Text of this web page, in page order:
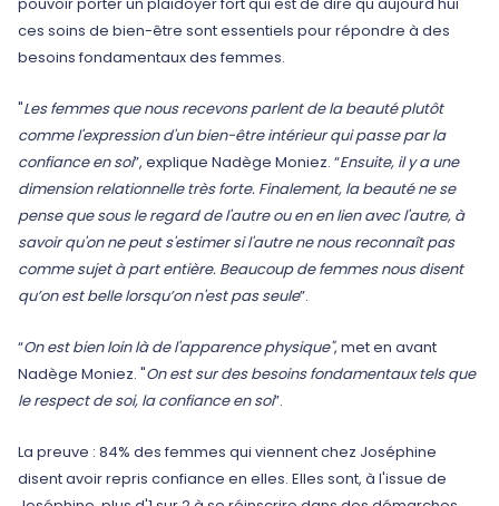
ces soins de bien-être sont essentiels pour répondre à des
besoins fondamentaux des femmes.
"Les femmes que nous recevons parlent de la beauté plutôt
comme l'expression d'un bien-être intérieur qui passe par la
confiance en soi”, explique Nadège Moniez. “Ensuite, il y a une
dimension relationnelle très forte. Finalement, la beauté ne se
pense que sous le regard de l'autre ou en en lien avec l'autre, à
savoir qu'on ne peut s'estimer si l'autre ne nous reconnaît pas
comme sujet à part entière. Beaucoup de femmes nous disent
qu’on est belle lorsqu’on n'est pas seule”.
“On est bien loin là de l'apparence physique", met en avant
Nadège Moniez. "On est sur des besoins fondamentaux tels que
le respect de soi, la confiance en soi”.
La preuve : 84% des femmes qui viennent chez Joséphine
disent avoir repris confiance en elles. Elles sont, à l'issue de